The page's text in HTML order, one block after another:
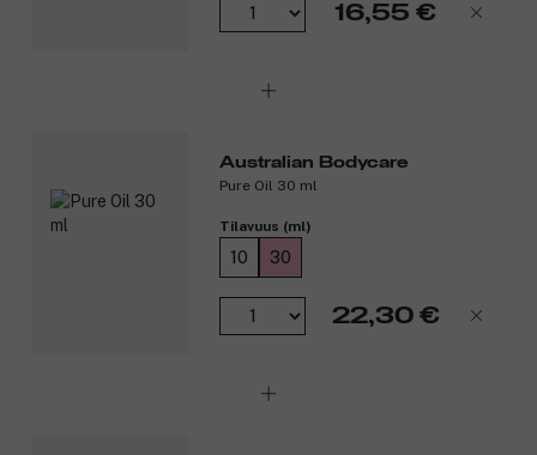
16,55 €
Australian Bodycare
Pure Oil 30 ml
Tilavuus (ml)
10 30
22,30 €